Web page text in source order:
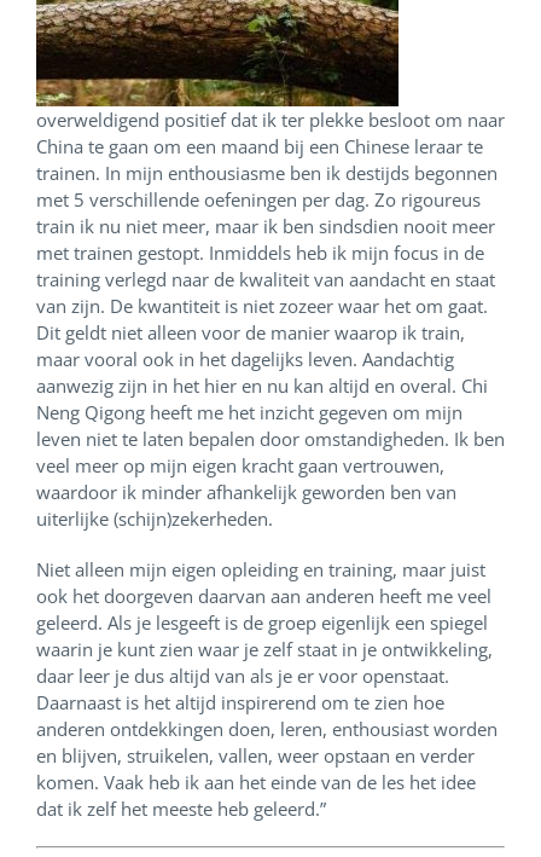
overweldigend positief dat ik ter plekke besloot om naar
China te gaan om een maand bij een Chinese leraar te
trainen. In mijn enthousiasme ben ik destijds begonnen
met 5 verschillende oefeningen per dag. Zo rigoureus
train ik nu niet meer, maar ik ben sindsdien nooit meer
met trainen gestopt. Inmiddels heb ik mijn focus in de
training verlegd naar de kwaliteit van aandacht en staat
van zijn. De kwantiteit is niet zozeer waar het om gaat.
Dit geldt niet alleen voor de manier waarop ik train,
maar vooral ook in het dagelijks leven. Aandachtig
aanwezig zijn in het hier en nu kan altijd en overal. Chi
Neng Qigong heeft me het inzicht gegeven om mijn
leven niet te laten bepalen door omstandigheden. Ik ben
veel meer op mijn eigen kracht gaan vertrouwen,
waardoor ik minder afhankelijk geworden ben van
uiterlijke (schijn)zekerheden.
Niet alleen mijn eigen opleiding en training, maar juist
ook het doorgeven daarvan aan anderen heeft me veel
geleerd. Als je lesgeeft is de groep eigenlijk een spiegel
waarin je kunt zien waar je zelf staat in je ontwikkeling,
daar leer je dus altijd van als je er voor openstaat.
Daarnaast is het altijd inspirerend om te zien hoe
anderen ontdekkingen doen, leren, enthousiast worden
en blijven, struikelen, vallen, weer opstaan en verder
komen. Vaak heb ik aan het einde van de les het idee
dat ik zelf het meeste heb geleerd.”